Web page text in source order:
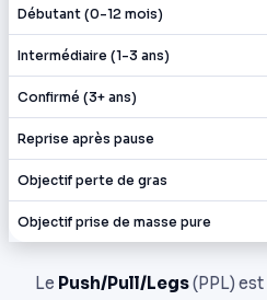
Débutant (0-12 mois)
Intermédiaire (1-3 ans)
Confirmé (3+ ans)
Reprise après pause
Objectif perte de gras
Objectif prise de masse pure
Le Push/Pull/Legs(PPL)